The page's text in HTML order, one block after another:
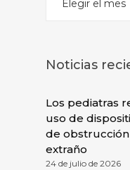
Noticias
Los pediatras
uso de
de
extraño
24 de julio de 2026